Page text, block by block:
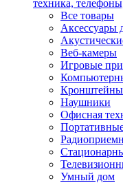
техника,
Все товары
Аксессуары
Веб-камеры
Игровые
Кронштейны
Наушники
Офисная
Умный дом